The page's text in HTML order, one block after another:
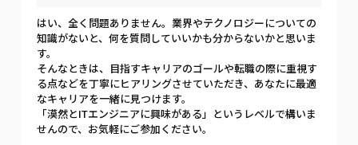
はい、全く問題ありません。業界やテクノロジーについての
知識がないと、何を質問していいかも分からないかと思いま
す。
そんなときは、目指すキャリアのゴールや転職の際に重視す
る点などを丁寧にヒアリングさせていただき、あなたに最適
なキャリアを一緒に見つけます。
「漠然とITエンジニアに興味がある」というレベルで構いま
せんので、お気軽にご参加ください。